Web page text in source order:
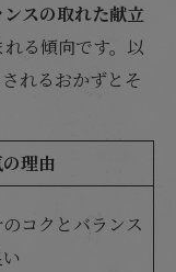
スの取れた献立
れる傾向です。以
れるおかずとそ
理由
コクとバランス